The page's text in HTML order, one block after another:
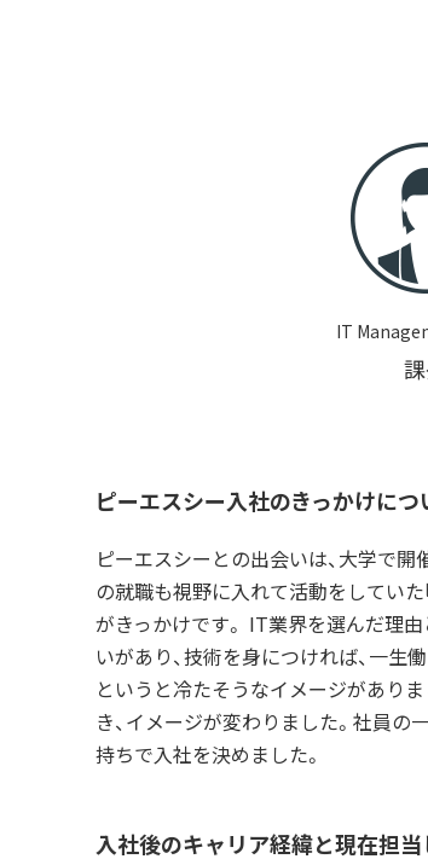
IT
ピーエスシー入社のきっかけにつ
ピーエスシーとの出会いは、大学で
の就職も視野に入れて活動をしてい
がきっかけです。 IT業界を選んだ理
いがあり、技術を身につければ、一生
というと冷たそうなイメージがありま
き、イメージが変わりました。社員
持ちで入社を決めました。
入社後のキャリア経緯と現在担